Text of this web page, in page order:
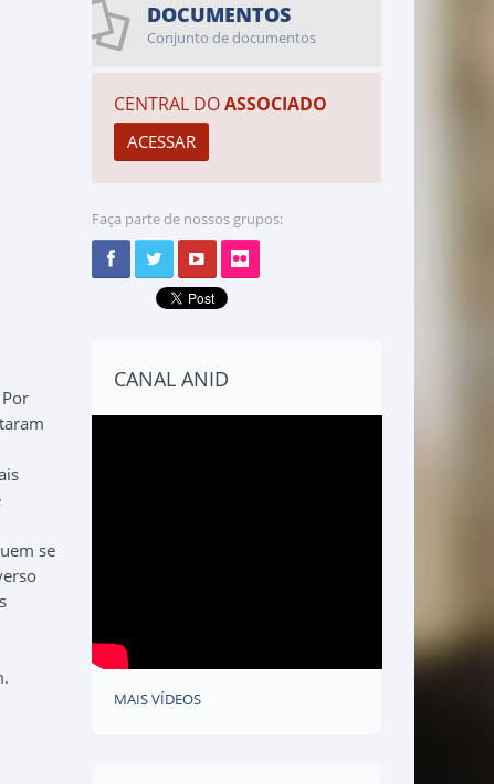
se
DOCUMENTOS
Conjunto de documentos
CENTRAL DOASSOCIADO
Faça parte de nossos grupos:
CANAL ANID
MAIS VÍDEOS